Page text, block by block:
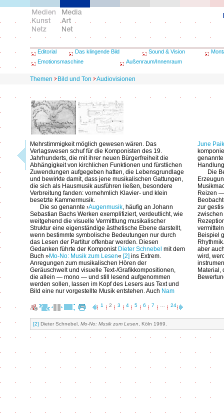
Editorial Das klingende Bild Sound & Vision
Emotionsmaschine
Außenraum/Innenraum
Themen Bild und Ton Audiovisionen
Mehrstimmigkeit möglich gewesen wären. Das
Verlagswesen schuf für die Komponisten des 19.
Jahrhunderts, die mit ihrer neuen Bürgerfreiheit die
Abhängigkeit von kirchlichen Funktionen und fürstlichen
Zuwendungen aufgegeben hatten, die Lebensgrundlage
und bewirkte damit, dass jene musikalischen Gattungen,
die sich als Hausmusik ausführen ließen, besondere
Verbreitung fanden: vornehmlich Klavier- und klein
besetzte Kammermusik.
Die so genannte ›Augenmusik, häufig an Johann
Sebastian Bachs Werken exemplifiziert, verdeutlicht, wie
weitgehend die visuelle Vermittlung musikalischer
Struktur eine eigenständige ästhetische Ebene darstellt,
wenn bestimmte symbolische Bedeutungen nur durch
das Lesen der Partitur offenbar werden. Diesen
Gedanken führte der Komponist Dieter Schnebel mit dem
Buch »Mo-No: Musik zum Lesen« [2] ins Extrem.
Anregungen zum musikalischen Hören der
Geräuschwelt und visuelle Text-/Grafikkompositionen,
die allein — mono — und still lesend aufgenommen
werden sollen, lassen im Kopf des Lesers aus Text und
Bild eine nur vorgestellte Musik entstehen. Auch Nam
June Paik
Die
Reizen
zur
Beispiel
aber
wird,
Material,
1 2 3 4 5 6 7 24
[2] Dieter Schnebel, Mo-No: Musik zum Lesen , Köln 1969.